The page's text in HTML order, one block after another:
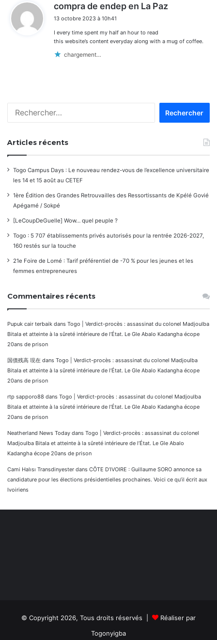
compra de endep en La Paz
:
13 octobre 2023 à 10h41
I every time spent my half an hour to read
this website’s content everyday along with a mug of coffee.
chargement…
Articles récents
Togo Campus Days : Le nouveau rendez-vous de l’excellence universitaire
les 14 et 15 août au CETEF
1ère Édition des Grandes Retrouvailles des Ressortissants de Kpélé Govié
Apégamé / Sokpé
[LeCoupDeGuelle] Wow… quel peuple ?
Togo : 5 707 établissements privés autorisés pour la rentrée 2026-2027,
160 restés sur la touche
21e Foire de Lomé : Tarif préférentiel de -70 % pour les jeunes et les
femmes entrepreneures
Commentaires récents
Pupuk cair terbaik dans Togo | Verdict-procès : assassinat du colonel Madjoulba
Bitala et atteinte à la sûreté intérieure de l’État. Le Gle Abalo Kadangha écope
20ans de prison
国債残高 現在 dans Togo | Verdict-procès : assassinat du colonel Madjoulba
Bitala et atteinte à la sûreté intérieure de l’État. Le Gle Abalo Kadangha écope
20ans de prison
rtp sapporo88 dans Togo | Verdict-procès : assassinat du colonel Madjoulba
Bitala et atteinte à la sûreté intérieure de l’État. Le Gle Abalo Kadangha écope
20ans de prison
Neatherland News Today dans Togo | Verdict-procès : assassinat du colonel
Madjoulba Bitala et atteinte à la sûreté intérieure de l’État. Le Gle Abalo
Kadangha écope 20ans de prison
Cami Halısı Transdinyester dans CÔTE D’IVOIRE : Guillaume SORO annonce sa
candidature pour les élections présidentielles prochaines. Voici ce qu’il écrit aux
Ivoiriens
© Copyright 2026, Tous droits réservés |
Réaliser par
Togonyigba